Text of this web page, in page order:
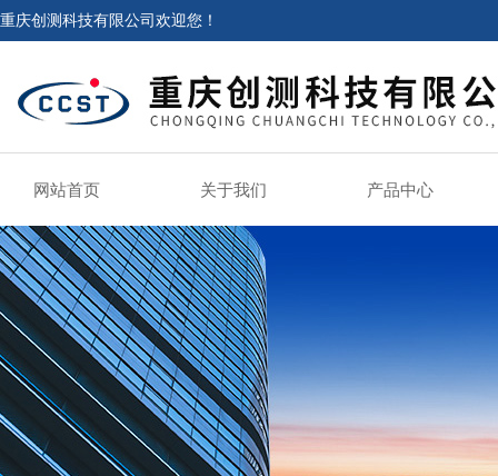
重庆创测科技有限公司欢迎您！
网站首页 关于我们 产品中心